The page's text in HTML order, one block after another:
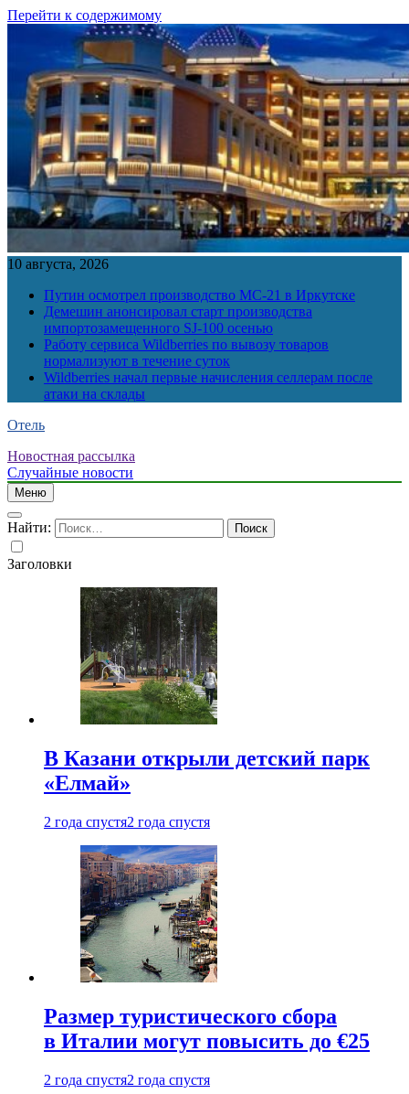
Перейти к содержимому
10 августа, 2026
Путин осмотрел производство МС-21 в Иркутске
Демешин анонсировал старт производства
импортозамещенного SJ-100 осенью
Работу сервиса Wildberries по вывозу товаров
нормализуют в течение суток
Wildberries начал первые начисления селлерам после
атаки на склады
Отель
Новостная рассылка
Случайные новости
Меню
Найти:
Заголовки
В Казани открыли детский парк
«Елмай»
2 года спустя2 года спустя
Размер туристического сбора
в Италии могут повысить до €25
2 года спустя2 года спустя